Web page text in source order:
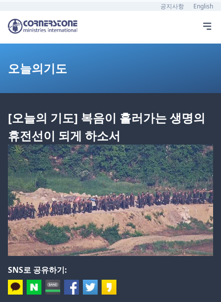
공지사항 English
오늘의기도
[오늘의 기도] 복음이 흘러가는 생명의
휴전선이 되게 하소서
SNS로 공유하기: